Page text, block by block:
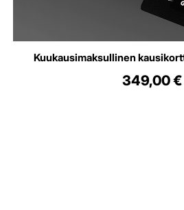
Kuukausimaksullinen
349,00€